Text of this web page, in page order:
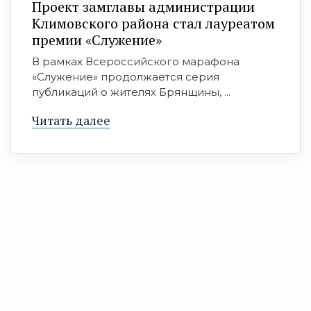
Проект замглавы администрации
Климовского района стал лауреатом
премии «Служение»
В рамках Всероссийского марафона
«Служение» продолжается серия
публикаций о жителях Брянщины, ...
Читать далее